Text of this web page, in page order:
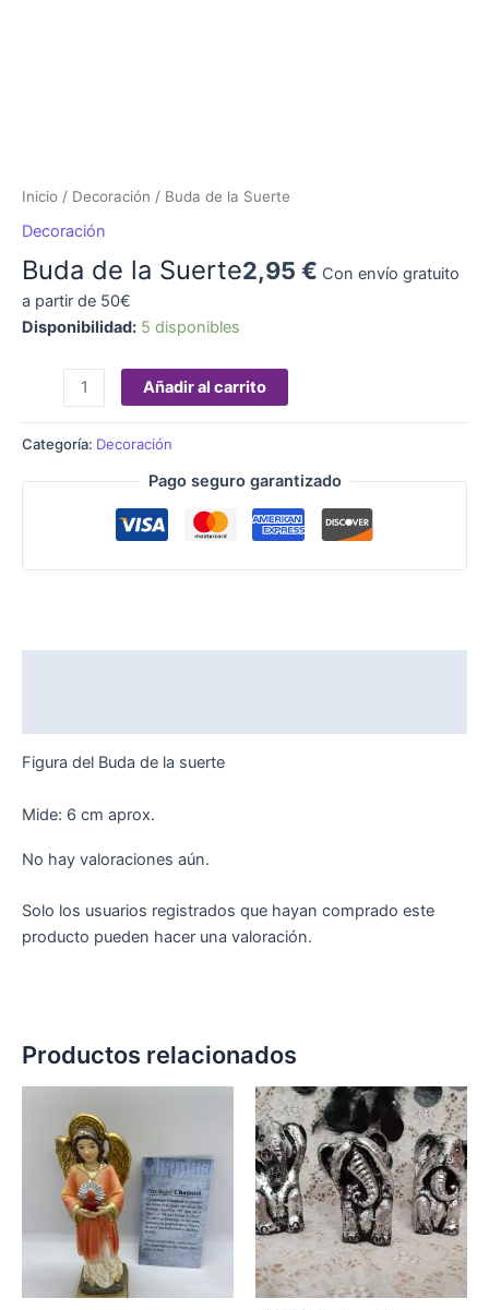
Inicio / Decoración / Buda de la Suerte
Decoración
Buda de la Suerte2,95 € Con envío gratuito
a partir de 50€
Disponibilidad: 5 disponibles
Añadir al carrito
Categoría: Decoración
Pago seguro garantizado
Figura del Buda de la suerte
Mide: 6 cm aprox.
No hay valoraciones aún.
Solo los usuarios registrados que hayan comprado este
producto pueden hacer una valoración.
Productos relacionados